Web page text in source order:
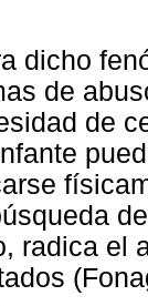
dicho
de
de
radica el